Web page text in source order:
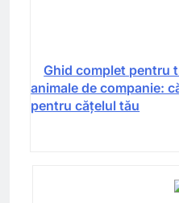
Ghid complet pentru
animale de companie:
pentru cățelul tău